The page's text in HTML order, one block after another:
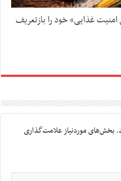
امنیت غذایی» خود را بازتعریف
بخش‌های موردنیاز علامت‌گذاری